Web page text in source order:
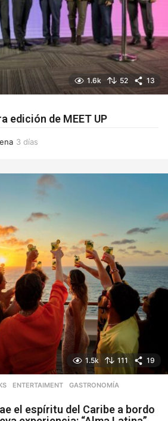
1.6k 52 13
edición de MEET UP
3 días
a
s
1.5k 111 19
,ENTERTAIMENT ,GASTRONOMÍA
el espíritu del Caribe a bordo